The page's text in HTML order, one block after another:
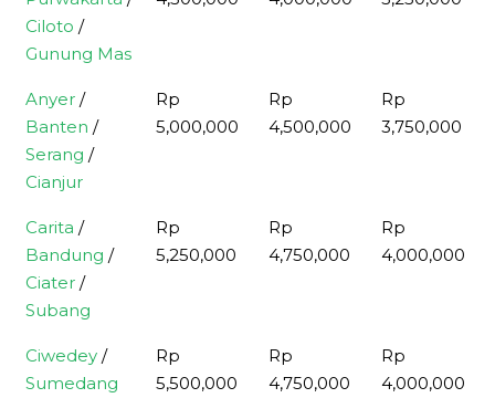
Ciloto /
Gunung Mas
Anyer /
Banten /
Serang /
Cianjur
Rp
5,000,000
Rp
4,500,000
Rp
3,750,000
Carita /
Bandung /
Ciater /
Subang
Rp
5,250,000
Rp
4,750,000
Rp
4,000,000
Ciwedey /
Sumedang
Rp
5,500,000
Rp
4,750,000
Rp
4,000,000